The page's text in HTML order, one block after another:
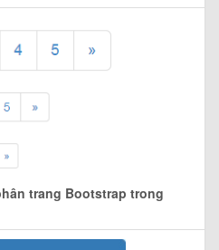
trang Bootstrap trong